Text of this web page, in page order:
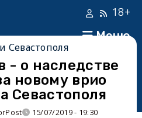
Меню
18+
Севастополя
- о наследстве
новому врио
Севастополя
15/07/2019 - 19:30